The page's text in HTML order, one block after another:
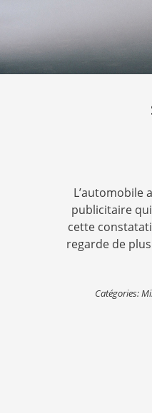
L’automobile
publicitaire
cette
regarde de
Catégories: